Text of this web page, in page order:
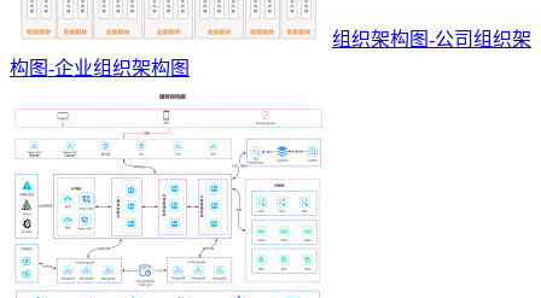
组织架构图-公司组织架
构图-企业组织架构图